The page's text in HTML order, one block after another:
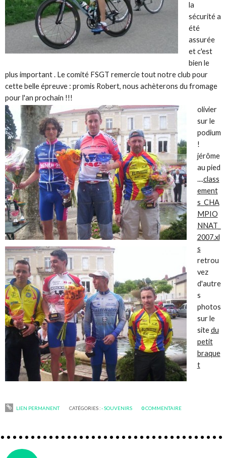
la
sécurité a
été
assurée
et c'est
bien le
plus important . Le comité FSGT remercie tout notre club pour
cette belle épreuve : promis Robert, nous achèterons du fromage
pour l'an prochain !!!
olivier
sur le
podium
!
jérôme
au pied
....class
ement
s_CHA
MPIO
NNAT_
2007.xl
s
retrou
vez
d'autre
s
photos
sur le
sitedu
petit
braque
t
LIEN PERMANENT CATÉGORIES :- SOUVENIRS 0COMMENTAIRE